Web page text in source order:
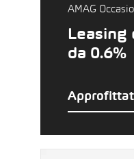
AMAG
Leasing
da 0.6%